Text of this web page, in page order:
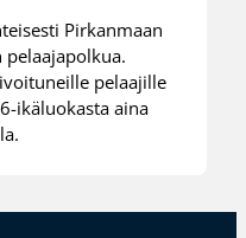
Pirkanmaan
pelaajille
ikäluokasta aina